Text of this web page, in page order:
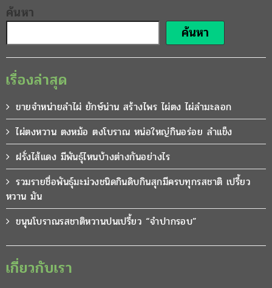
ค้นหา
ค้นหา
เรื่องล่าสุด
ขายจำหน่ายลำไผ่ ยักษ์น่าน สร้างไพร ไผ่ตง ไผ่ลำมะลอก
ไผ่ตงหวาน ตงหม้อ ตงโบราณ หน่อใหญ่กินอร่อย ลำแข็ง
ฝรั่งไส้แดง มีพันธุ์ไหนบ้างต่างกันอย่างไร
รวมรายชื่อพันธุ์มะม่วงชนิดกินดิบกินสุกมีครบทุกรสชาติ เปรี้ยว
หวาน มัน
ขนุนโบราณรสชาติหวานปนเปรี้ยว “จำปากรอบ”
เกี่ยวกับเรา